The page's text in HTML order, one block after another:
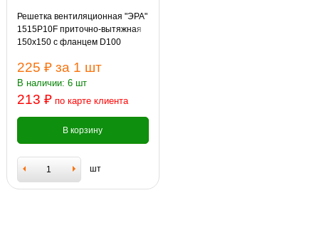
Решетка вентиляционная "ЭРА"
1515Р10F приточно-вытяжная
150х150 с фланцем D100
225 ₽ за 1 шт
В наличии: 6 шт
213 ₽ по карте клиента
В корзину
шт